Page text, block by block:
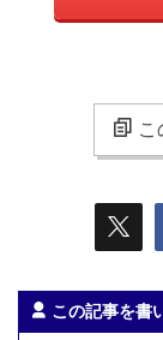
この記事を書